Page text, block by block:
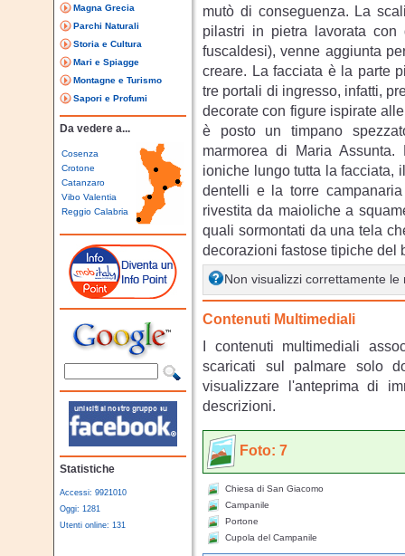
Magna Grecia
Parchi Naturali
Storia e Cultura
Mari e Spiagge
Montagne e Turismo
Sapori e Profumi
Da vedere a...
Cosenza
Crotone
Catanzaro
Vibo Valentia
Reggio Calabria
Statistiche
Accessi: 9921010
Oggi: 1281
Utenti online: 131
mutò di conseguenza. La
pilastri in pietra lavorata con
fuscaldesi), venne aggiunta
creare. La facciata è la parte
tre portali di ingresso, infatti,
decorate con figure ispirate
è posto un timpano
marmorea di Maria
ioniche lungo tutta la facciata,
dentelli e la torre
rivestita da maioliche a
quali sormontati da una tela
decorazioni fastose tipiche del
Non visualizzi correttamente
Contenuti Multimediali
I contenuti multimediali
scaricati sul palmare solo
visualizzare l'anteprima di
descrizioni.
Foto: 7
Chiesa di San Giacomo
Campanile
Portone
Cupola del Campanile